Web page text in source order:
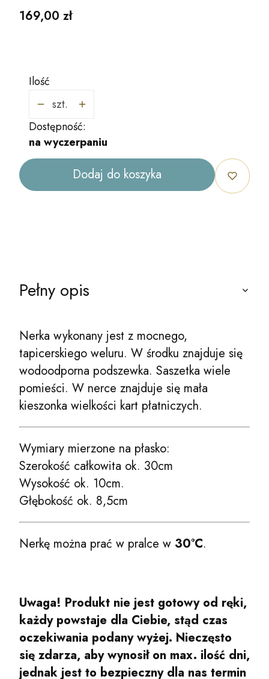
Cena
169,00 zł
Ilość
szt.
Dostępność:
na wyczerpaniu
Dodaj do koszyka
Pełny opis
Nerka wykonany jest z mocnego,
tapicerskiego weluru. W środku znajduje się
wodoodporna podszewka. Saszetka wiele
pomieści. W nerce znajduje się mała
kieszonka wielkości kart płatniczych.
Wymiary mierzone na płasko:
Szerokość całkowita ok. 30cm
Wysokość ok. 10cm.
Głębokość ok. 8,5cm
Nerkę można prać w pralce w 30°C.
Uwaga! Produkt nie jest gotowy od ręki,
każdy powstaje dla Ciebie, stąd czas
oczekiwania podany wyżej. Nieczęsto
się zdarza, aby wynosił on max. ilość dni,
jednak jest to bezpieczny dla nas termin